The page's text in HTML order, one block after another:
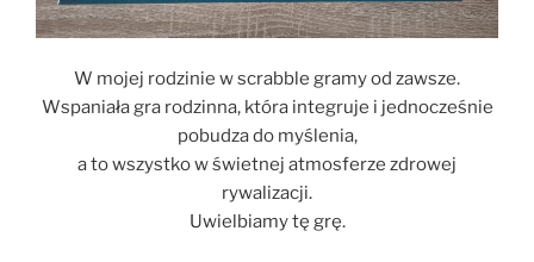
W mojej rodzinie w scrabble gramy od zawsze.
Wspaniała gra rodzinna, która integruje i jednocześnie
pobudza do myślenia,
a to wszystko w świetnej atmosferze zdrowej
rywalizacji.
Uwielbiamy tę grę.